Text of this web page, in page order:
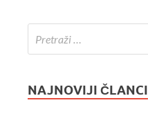
NAJNOVIJI ČLANCI